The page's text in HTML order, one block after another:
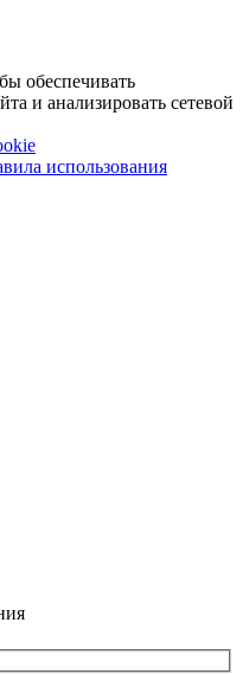
обеспечивать
и анализировать сетевой
использования